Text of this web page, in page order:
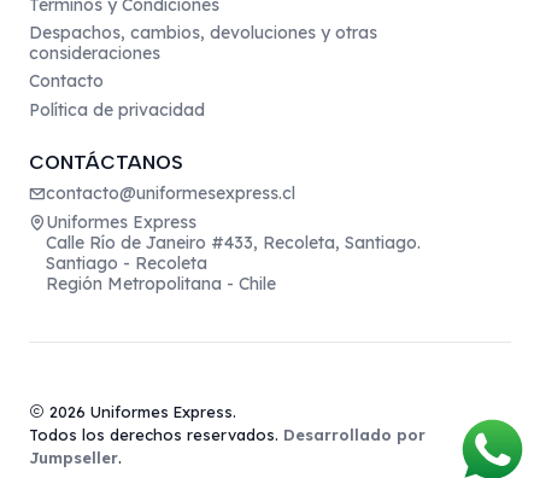
Términos y Condiciones
Despachos, cambios, devoluciones y otras
consideraciones
Contacto
Política de privacidad
CONTÁCTANOS
contacto@uniformesexpress.cl
Uniformes Express
Calle Río de Janeiro #433, Recoleta, Santiago.
Santiago - Recoleta
Región Metropolitana - Chile
2026 Uniformes Express.
Todos los derechos reservados. Desarrollado por
Jumpseller.